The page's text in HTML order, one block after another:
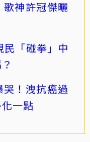
神許冠傑曬
民「碰拳」中
！洩抗癌過
一點